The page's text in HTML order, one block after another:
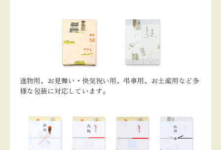
進物用、お見舞い・快気祝い用、弔事用、お土産用など多
様な包装に対応しています。